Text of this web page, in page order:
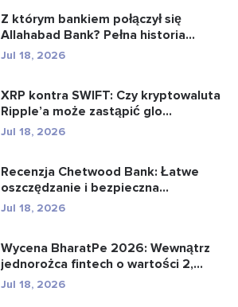
Z którym bankiem połączył się
Allahabad Bank? Pełna historia...
Jul 18, 2026
XRP kontra SWIFT: Czy kryptowaluta
Ripple’a może zastąpić glo...
Jul 18, 2026
Recenzja Chetwood Bank: Łatwe
oszczędzanie i bezpieczna
bankowo�...
Jul 18, 2026
Wycena BharatPe 2026: Wewnątrz
jednorożca fintech o wartości 2,...
Jul 18, 2026